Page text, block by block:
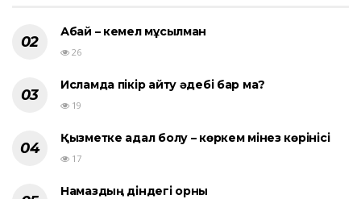
Абай – кемел мұсылман
26
Исламда пікір айту әдебі бар ма?
19
Қызметке адал болу – көркем мінез көрінісі
17
Намаздың діндегі орны